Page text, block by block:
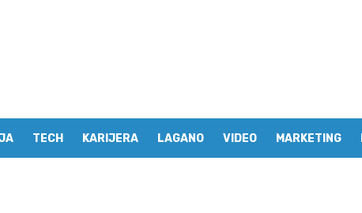
TECH KARIJERA LAGANO VIDEO MARKETING